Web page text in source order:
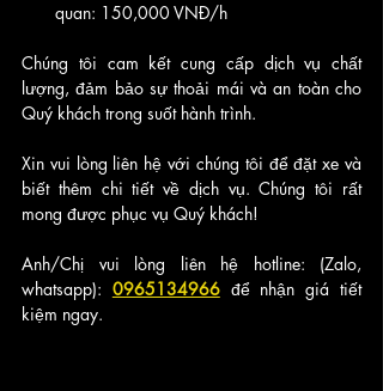
quan: 150,000 VNĐ/h
Chúng tôi cam kết cung cấp dịch vụ chất
lượng, đảm bảo sự thoải mái và an toàn cho
Quý khách trong suốt hành trình.
Xin vui lòng liên hệ với chúng tôi để đặt xe và
biết thêm chi tiết về dịch vụ. Chúng tôi rất
mong được phục vụ Quý khách!
Anh/Chị vui lòng liên hệ hotline: (Zalo,
whatsapp): 0965134966 để nhận giá tiết
kiệm ngay.